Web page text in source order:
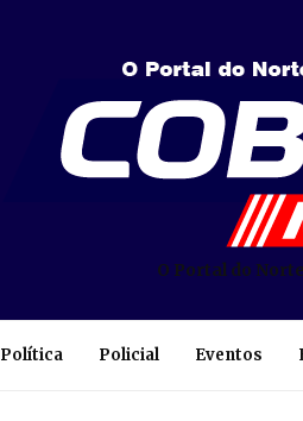
O Portal do
Política Policial Eventos